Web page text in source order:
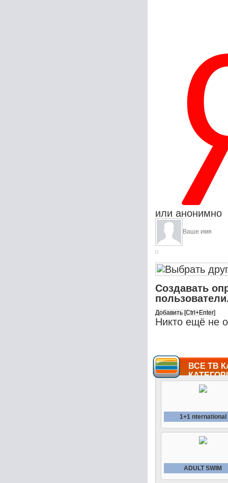
или анонимно
Создавать
Никто ещё не
ВСЕ ТВ
1+1 nternational
ADULT SWIM